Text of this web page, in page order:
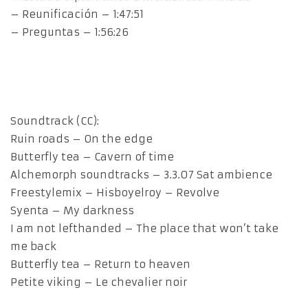
– Reunificación – 1:47:51
– Preguntas – 1:56:26
Soundtrack (CC):
Ruin roads – On the edge
Butterfly tea – Cavern of time
Alchemorph soundtracks – 3.3.07 Sat ambience
Freestylemix – Hisboyelroy – Revolve
Syenta – My darkness
I am not lefthanded – The place that won’t take
me back
Butterfly tea – Return to heaven
Petite viking – Le chevalier noir